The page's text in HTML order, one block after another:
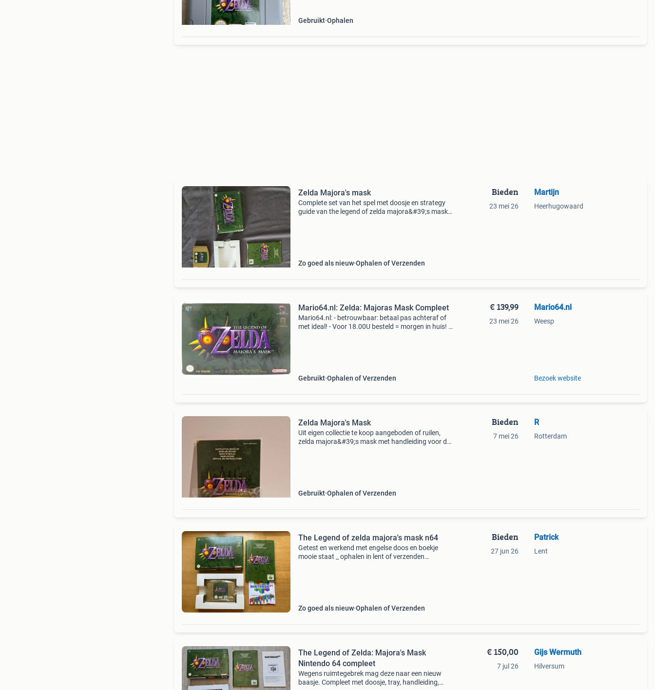
Gebruikt Ophalen
Zelda Majora's mask
Complete set van het spel met doosje en strategy
guide van the legend of zelda majora&#39;s mask.
Zo goed als nieuw Ophalen of Verzenden
Bieden
23 mei 26
Martijn
Heerhugowaard
Mario64.nl: Zelda: Majoras Mask Compleet
Mario64.nl: - betrouwbaar: betaal pas achteraf of
met ideal! - Voor 18.00U besteld = morgen in huis! -
Gebruikt Ophalen of Verzenden
€ 139,99
23 mei 26
Mario64.nl
Weesp
Bezoek website
Zelda Majora's Mask
Uit eigen collectie te koop aangeboden of ruilen,
zelda majora&#39;s mask met handleiding voor de
Gebruikt Ophalen of Verzenden
Bieden
7 mei 26
R
Rotterdam
The Legend of zelda majora's mask n64
Getest en werkend met engelse doos en boekje
mooie staat _ ophalen in lent of verzenden
Zo goed als nieuw Ophalen of Verzenden
Bieden
27 jun 26
Patrick
Lent
The Legend of Zelda: Majora's Mask
Nintendo 64 compleet
Wegens ruimtegebrek mag deze naar een nieuw
baasje. Compleet met doosje, tray, handleiding,
€ 150,00
7 jul 26
Gijs Wermuth
Hilversum